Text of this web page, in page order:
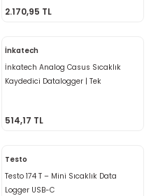
2.170,95 TL
İnkatech
İnkatech Analog Casus Sıcaklık
Kaydedici Datalogger | Tek
514,17 TL
Testo
Testo 174 T – Mini Sıcaklık Data
Logger USB-C